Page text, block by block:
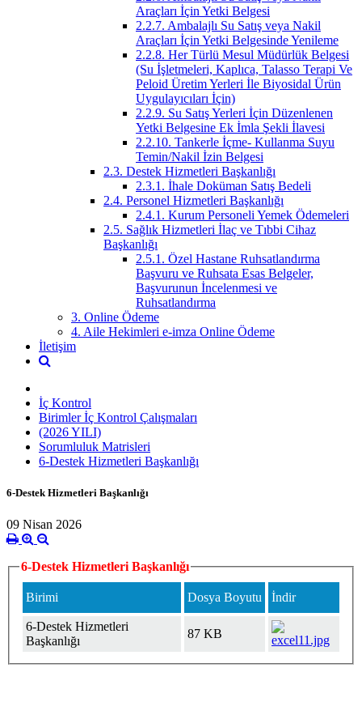
Araçları İçin Yetki Belgesi
2.2.7. Ambalajlı Su Satış veya Nakil
Araçları İçin Yetki Belgesinde Yenileme
2.2.8. Her Türlü Mesul Müdürlük Belgesi
(Su İşletmeleri, Kaplıca, Talasso Terapi Ve
Peloid Üretim Yerleri İle Biyosidal Ürün
Uygulayıcıları İçin)
2.2.9. Su Satış Yerleri İçin Düzenlenen
Yetki Belgesine Ek İmla Şekli İlavesi
2.2.10. Tankerle İçme- Kullanma Suyu
Temin/Nakil İzin Belgesi
2.3. Destek Hizmetleri Başkanlığı
2.3.1. İhale Doküman Satış Bedeli
2.4. Personel Hizmetleri Başkanlığı
2.4.1. Kurum Personeli Yemek Ödemeleri
2.5. Sağlık Hizmetleri İlaç ve Tıbbi Cihaz
Başkanlığı
2.5.1. Özel Hastane Ruhsatlandırma
Başvuru ve Ruhsata Esas Belgeler,
Başvurunun İncelenmesi ve
Ruhsatlandırma
3. Online Ödeme
4. Aile Hekimleri e-imza Online Ödeme
İletişim
İç Kontrol
Birimler İç Kontrol Çalışmaları
(2026 YILI)
Sorumluluk Matrisleri
6-Destek Hizmetleri Başkanlığı
6-Destek Hizmetleri Başkanlığı
09 Nisan 2026
6-Destek Hizmetleri Başkanlığı
Birimi Dosya Boyutu İndir
6-Destek Hizmetleri
Başkanlığı
87 KB